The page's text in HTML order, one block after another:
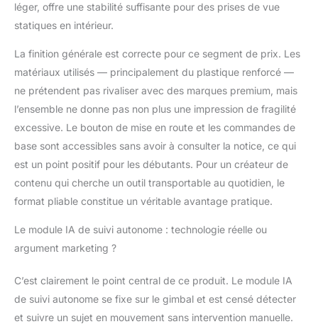
des modes
Fast Transition,
Intelligent Shooting et
Panoramic Shot pour
filmer comme un pro
dès la première
utilisation. GÂCHETTE
ARRIÈRE ET
CONTRÔLE PHYSIQUE
COMPLET – Le gimbal
équipé d’une gâchette
instantanément des
directionnel, d’un
sélecteur de mode et
d’un curseur latéral
léger, offre une stabilité suffisante pour des prises de vue
statiques en intérieur.
La finition générale est correcte pour ce segment de prix. Les
matériaux utilisés — principalement du plastique renforcé —
ne prétendent pas rivaliser avec des marques premium, mais
l’ensemble ne donne pas non plus une impression de fragilité
excessive. Le bouton de mise en route et les commandes de
base sont accessibles sans avoir à consulter la notice, ce qui
est un point positif pour les débutants. Pour un créateur de
contenu qui cherche un outil transportable au quotidien, le
format pliable constitue un véritable avantage pratique.
Le module IA de suivi autonome : technologie réelle ou
argument marketing ?
C’est clairement le point central de ce produit. Le module IA
de suivi autonome se fixe sur le gimbal et est censé détecter
et suivre un sujet en mouvement sans intervention manuelle.